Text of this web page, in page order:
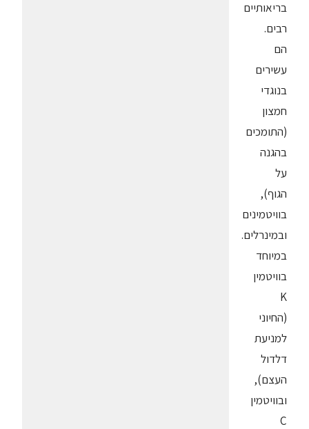
בריאותיים
רבים.
הם
עשירים
בנוגדי
חמצון
(התומכים
בהגנה
על
הגוף),
בוויטמינים
ובמינרלים.
במיוחד
בוויטמין
K
(החיוני
למניעת
דלדול
העצם),
ובוויטמין
C